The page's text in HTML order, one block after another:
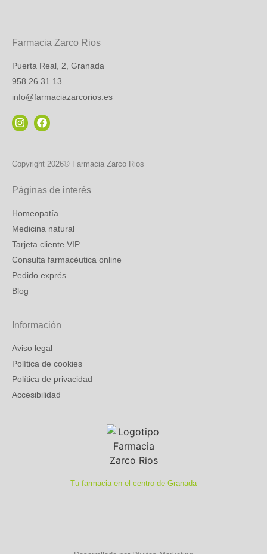
Farmacia Zarco Rios
Puerta Real, 2, Granada
958 26 31 13
info@farmaciazarcorios.es
Copyright 2026© Farmacia Zarco Rios
Páginas de interés
Homeopatía
Medicina natural
Tarjeta cliente VIP
Consulta farmacéutica online
Pedido exprés
Blog
Información
Aviso legal
Política de cookies
Política de privacidad
Accesibilidad
Tu farmacia en el centro de Granada